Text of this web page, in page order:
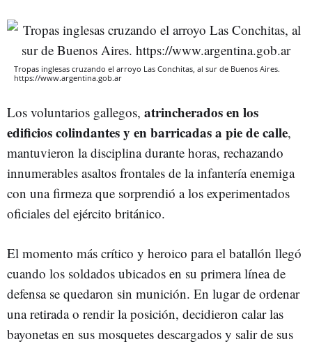
Tropas inglesas cruzando el arroyo Las Conchitas, al sur de Buenos Aires.
https://www.argentina.gob.ar
Los voluntarios gallegos, atrincherados en los
edificios colindantes y en barricadas a pie de calle,
mantuvieron la disciplina durante horas, rechazando
innumerables asaltos frontales de la infantería enemiga
con una firmeza que sorprendió a los experimentados
oficiales del ejército británico.
El momento más crítico y heroico para el batallón llegó
cuando los soldados ubicados en su primera línea de
defensa se quedaron sin munición. En lugar de ordenar
una retirada o rendir la posición, decidieron calar las
bayonetas en sus mosquetes descargados y salir de sus